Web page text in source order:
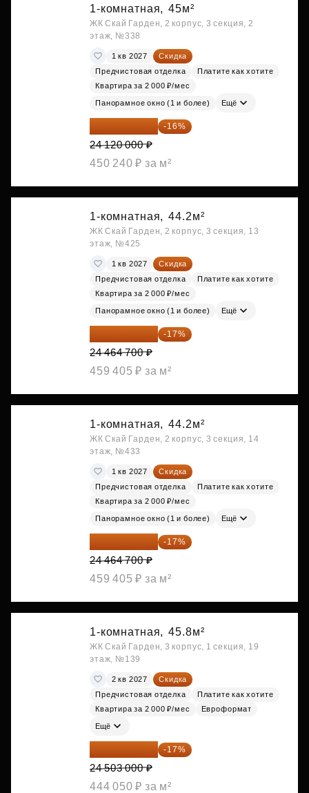
1-комнатная, 45м²
ЖК Скай Гарден, 2 корпус, 3 секция, 2
этаж, №338
1 кв 2027
Скидка
Предчистовая отделка
Платите как хотите
Квартира за 2 000 ₽/мес
Панорамное окно (1 и более) Ещё
20 260 800 ₽ -16%
24 120 000 ₽
450 240 ₽ за м²
1-комнатная, 44.2м²
ЖК Скай Гарден, 2 корпус, 3 секция, 13
этаж, №425
1 кв 2027
Скидка
Предчистовая отделка
Платите как хотите
Квартира за 2 000 ₽/мес
Панорамное окно (1 и более) Ещё
20 305 701 ₽ -17%
24 464 700 ₽
459 405 ₽ за м²
1-комнатная, 44.2м²
ЖК Скай Гарден, 2 корпус, 3 секция, 14
этаж, №433
1 кв 2027
Скидка
Предчистовая отделка
Платите как хотите
Квартира за 2 000 ₽/мес
Панорамное окно (1 и более) Ещё
20 305 701 ₽ -17%
24 464 700 ₽
459 405 ₽ за м²
1-комнатная, 45.8м²
ЖК Скай Гарден, 3 корпус, 1 секция, 19
этаж, №139
2 кв 2027
Скидка
Предчистовая отделка
Платите как хотите
Квартира за 2 000 ₽/мес
Евроформат
Ещё
20 337 490 ₽ -17%
24 503 000 ₽
444 050 ₽ за м²